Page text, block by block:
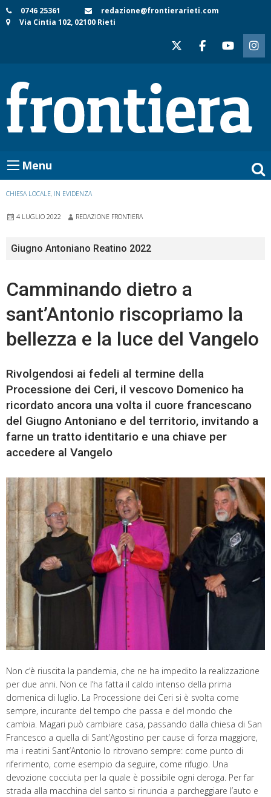
Skip
to
0746 25361
redazione@frontierarieti.com
Via Cintia 102, 02100 Rieti
Menu
CHIESA LOCALE, IN EVIDENZA
4 LUGLIO 2022 REDAZIONE FRONTIERA
Giugno Antoniano Reatino 2022
Camminando dietro a
sant’Antonio riscopriamo la
bellezza e la luce del Vangelo
Rivolgendosi ai fedeli al termine della
Processione dei Ceri, il vescovo Domenico ha
ricordato ancora una volta il cuore francescano
del Giugno Antoniano e del territorio, invitando a
farne un tratto identitario e una chiave per
accedere al Vangelo
Non c’è riuscita la pandemia, che ne ha impedito la realizzazione
per due anni. Non ce l’ha fatta il caldo intenso della prima
domenica di luglio. La Processione dei Ceri si è svolta come
sempre, incurante del tempo che passa e del mondo che
cambia. Magari può cambiare casa, passando dalla chiesa di San
Francesco a quella di Sant’Agostino per cause di forza maggiore,
ma i reatini Sant’Antonio lo ritrovano sempre: come punto di
riferimento, come esempio da seguire, come rifugio. Una
devozione cocciuta per la quale è possibile ogni deroga. Per far
strada alla macchina del santo si rinuncia a parcheggiare l’auto e